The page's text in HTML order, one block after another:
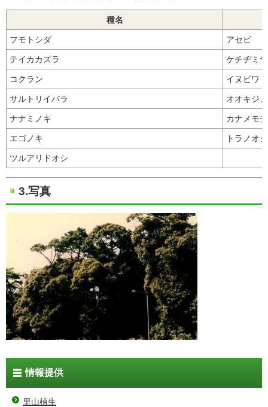
種名
フモトシダ アセビ
テイカカズラ ケチヂミ
コクラン イヌビワ
サルトリイバラ オオキジ
ナナミノキ カナメモチ
エゴノキ トラノオ
ツルアリドオシ
3.写真
情報提供
里山植生